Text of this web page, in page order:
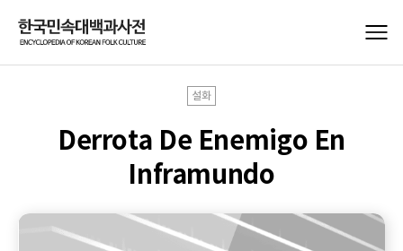
설화
Derrota De Enemigo En
Inframundo